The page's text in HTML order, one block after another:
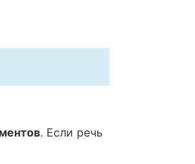
. Если речь